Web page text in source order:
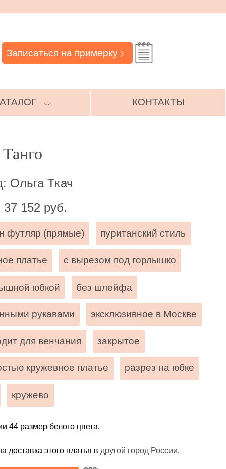
Записаться на примерку 》
﹀ КОНТАКТЫ
Ольга Ткач
152 руб.
футляр (прямые) пуританский стиль
платье с вырезом под горлышко
юбкой без шлейфа
рукавами эксклюзивное в Москве
для венчания закрытое
кружевное платье разрез на юбке
кружево
44 размер белого цвета.
доставка этого платья в другой город России.